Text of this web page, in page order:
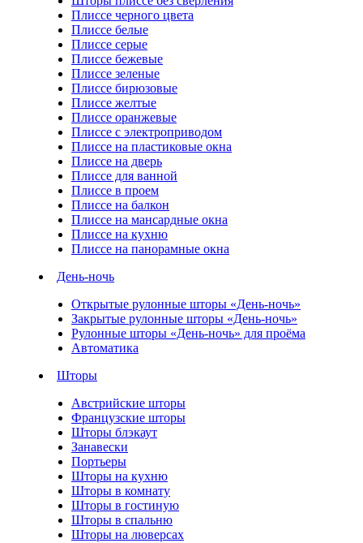
Плиссе черного цвета
Плиссе белые
Плиссе серые
Плиссе бежевые
Плиссе зеленые
Плиссе бирюзовые
Плиссе желтые
Плиссе оранжевые
Плиссе с электроприводом
Плиссе на пластиковые окна
Плиссе на дверь
Плиссе для ванной
Плиссе в проем
Плиссе на балкон
Плиссе на мансардные окна
Плиссе на кухню
Плиссе на панорамные окна
День-ночь
Открытые рулонные шторы «День-ночь»
Закрытые рулонные шторы «День-ночь»
Рулонные шторы «День-ночь» для проёма
Автоматика
Шторы
Австрийские шторы
Французские шторы
Шторы блэкаут
Занавески
Портьеры
Шторы на кухню
Шторы в комнату
Шторы в гостиную
Шторы в спальню
Шторы на люверсах